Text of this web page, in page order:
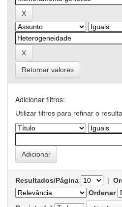
Retornar valores
Adicionar filtros:
Utilizar filtros para refinar o
Resultados/Página |
Ordenar